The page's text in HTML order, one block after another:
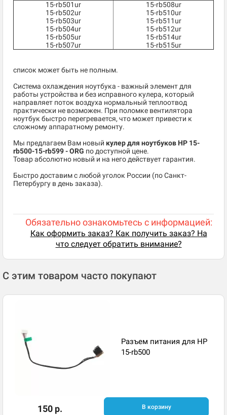
15-rb501ur
15-rb502ur
15-rb503ur
15-rb504ur
15-rb505ur
15-rb507ur
15-rb508ur
15-rb510ur
15-rb511ur
15-rb512ur
15-rb514ur
15-rb515ur
список может быть не полным.
Система охлаждения ноутбука - важный элемент для
работы устройства и без исправного кулера, который
направляет поток воздуха нормальный теплоотвод
практически не возможен. При поломке вентилятора
ноутбук быстро перегревается, что может привести к
сложному аппаратному ремонту.
Мы предлагаем Вам новый кулер для ноутбуков HP 15-
rb500-15-rb599 - ORG по доступной цене.
Товар абсолютно новый и на него действует гарантия.
Быстро доставим с любой уголок России (по Санкт-
Петербургу в день заказа).
Обязательно ознакомьтесь с информацией:
Как оформить заказ? Как получить заказ? На
что следует обратить внимание?
С этим товаром часто покупают
Разъем питания для HP
15-rb500
150 р. В корзину